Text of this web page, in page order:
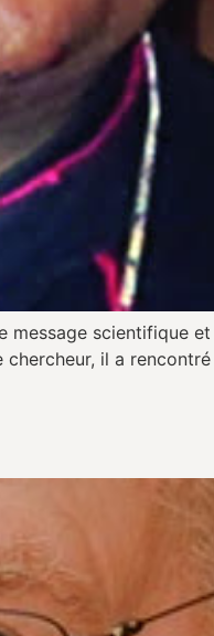
message scientifique
il a rencontré